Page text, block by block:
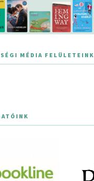
MÉDIA FELÜLETEINK